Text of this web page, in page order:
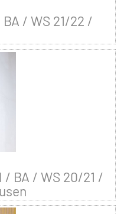
BA / WS 21/22 /
/ BA / WS 20/21 /